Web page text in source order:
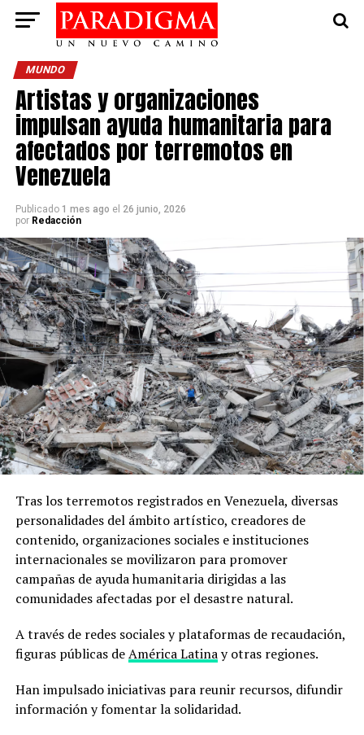
MUNDO
Artistas y organizaciones
impulsan ayuda humanitaria para
afectados por terremotos en
Venezuela
Publicado 1 mes ago el 26 junio, 2026
por Redacción
Tras los terremotos registrados en Venezuela, diversas
personalidades del ámbito artístico, creadores de
contenido, organizaciones sociales e instituciones
internacionales se movilizaron para promover
campañas de ayuda humanitaria dirigidas a las
comunidades afectadas por el desastre natural.
A través de redes sociales y plataformas de recaudación,
figuras públicas deAmérica Latinay otras regiones.
Han impulsado iniciativas para reunir recursos, difundir
información y fomentar la solidaridad.